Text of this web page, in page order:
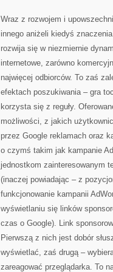
Wraz z rozwojem i
innego aniżeli kiedyś
rozwija się w niezmiernie
internetowe, zarówno
najwięcej odbiorców. To zaś
efektach poszukiwania – gra
korzysta się z reguły.
możliwości, z jakich
przez Google reklamach oraz
o czymś takim jak kampanie
jednostkom zainteresowanym
(inaczej powiadając – z
funkcjonowanie kampanii
wyświetlaniu się linków
czas o Google). Link
Pierwszą z nich jest dobór
wyświetlać, zaś drugą –
zareagować przeglądarka. To